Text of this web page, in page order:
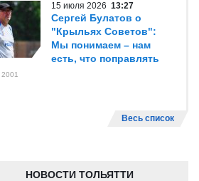
15 июля 2026 13:27
Сергей Булатов о
"Крыльях Советов":
Мы понимаем – нам
есть, что поправлять
2001
Весь список
НОВОСТИ ТОЛЬЯТТИ